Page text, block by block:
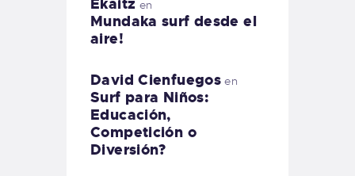
en
Mundaka surf desde el
aire!
David Cienfuegos en
Surf para Niños:
Educación,
Competición o
Diversión?